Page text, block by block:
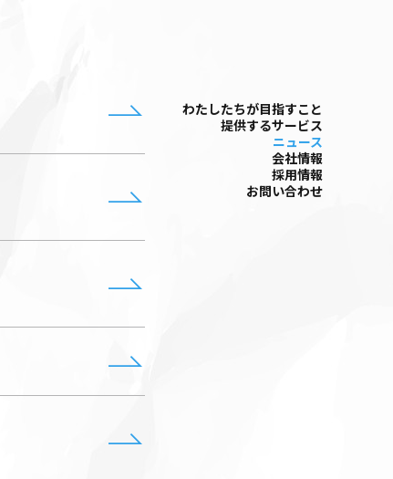
わたしたちが⽬指すこと
提供するサービス
ニュース
会社情報
採⽤情報
お問い合わせ